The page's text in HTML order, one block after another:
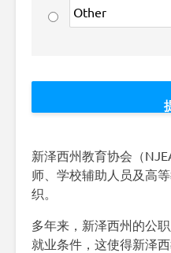
新泽西州教育协会（
师、学校辅助人员及高
织。
多年来，新泽西州的公
就业条件，这使得新泽